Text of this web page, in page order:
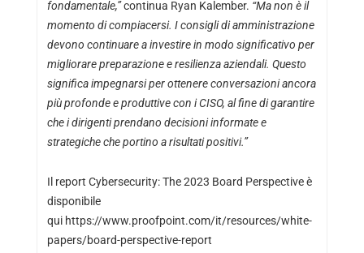
fondamentale,”continua Ryan Kalember. “Ma non è il
momento di compiacersi. I consigli di amministrazione
devono continuare a investire in modo significativo per
migliorare preparazione e resilienza aziendali. Questo
significa impegnarsi per ottenere conversazioni ancora
più profonde e produttive con i CISO, al fine di garantire
che i dirigenti prendano decisioni informate e
strategiche che portino a risultati positivi.”
Il report Cybersecurity: The 2023 Board Perspective è
disponibile
qui https://www.proofpoint.com/it/resources/white-
papers/board-perspective-report